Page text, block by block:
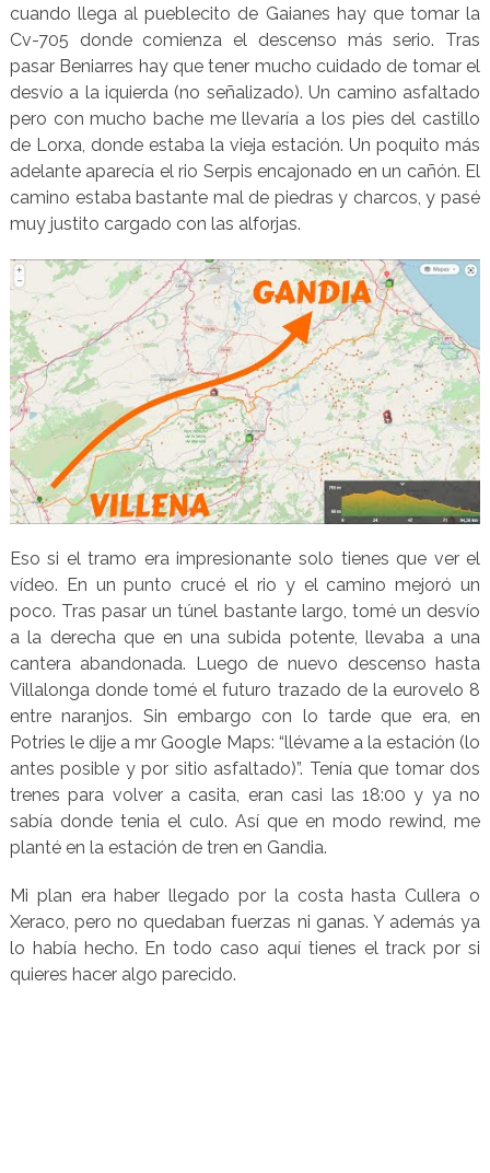
cuando llega al pueblecito de Gaianes hay que tomar la
Cv-705 donde comienza el descenso más serio. Tras
pasar Beniarres hay que tener mucho cuidado de tomar el
desvío a la iquierda (no señalizado). Un camino asfaltado
pero con mucho bache me llevaría a los pies del castillo
de Lorxa, donde estaba la vieja estación. Un poquito más
adelante aparecía el rio Serpis encajonado en un cañón. El
camino estaba bastante mal de piedras y charcos, y pasé
muy justito cargado con las alforjas.
Eso si el tramo era impresionante solo tienes que ver el
vídeo. En un punto crucé el rio y el camino mejoró un
poco. Tras pasar un túnel bastante largo, tomé un desvío
a la derecha que en una subida potente, llevaba a una
cantera abandonada. Luego de nuevo descenso hasta
Villalonga donde tomé el futuro trazado de la eurovelo 8
entre naranjos. Sin embargo con lo tarde que era, en
Potries le dije a mr Google Maps: “llévame a la estación (lo
antes posible y por sitio asfaltado)”. Tenía que tomar dos
trenes para volver a casita, eran casi las 18:00 y ya no
sabía donde tenia el culo. Así que en modo rewind, me
planté en la estación de tren en Gandia.
Mi plan era haber llegado por la costa hasta Cullera o
Xeraco, pero no quedaban fuerzas ni ganas. Y además ya
lo había hecho. En todo caso aquí tienes el track por si
quieres hacer algo parecido.